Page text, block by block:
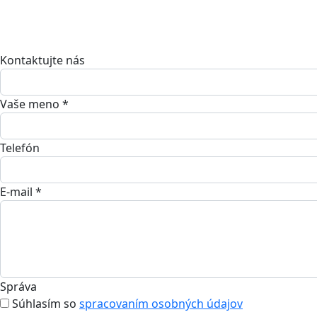
Kontaktujte nás
Vaše meno *
Telefón
E-mail *
Správa
Súhlasím so spracovaním osobných údajov